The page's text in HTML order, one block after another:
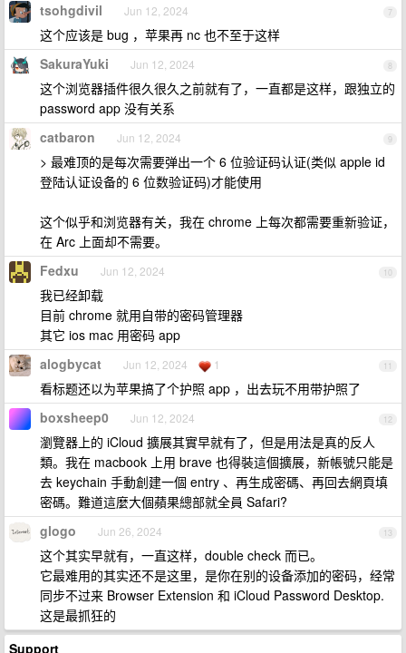
7
tsohgdivil Jun 12, 2024
这个应该是 bug ，苹果再 nc 也不至于这样
8
SakuraYuki Jun 12, 2024
这个浏览器插件很久很久之前就有了，一直都是这样，跟独立的
password app 没有关系
9
catbaron Jun 12, 2024
> 最难顶的是每次需要弹出一个 6 位验证码认证(类似 apple id
登陆认证设备的 6 位数验证码)才能使用
这个似乎和浏览器有关，我在 chrome 上每次都需要重新验证，
在 Arc 上面却不需要。
10
Fedxu Jun 12, 2024
我已经卸载
目前 chrome 就用自带的密码管理器
其它 ios mac 用密码 app
11
alogbycat Jun 12, 2024 1
看标题还以为苹果搞了个护照 app ，出去玩不用带护照了
12
boxsheep0 Jun 12, 2024
瀏覽器上的 iCloud 擴展其實早就有了，但是用法是真的反人
類。我在 macbook 上用 brave 也得裝這個擴展，新帳號只能是
去 keychain 手動創建一個 entry 、再生成密碼、再回去網頁填
密碼。難道這麼大個蘋果總部就全員 Safari?
13
glogo Jun 26, 2024
这个其实早就有，一直这样，double check 而已。
它最难用的其实还不是这里，是你在别的设备添加的密码，经常
同步不过来 Browser Extension 和 iCloud Password Desktop.
这是最抓狂的
Support